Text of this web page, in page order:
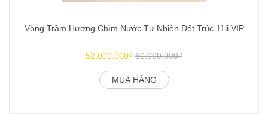
Vòng Trầm Hương Chìm Nước Tự Nhiên Đốt Trúc 11li VIP
52.000.000₫ 60.000.000₫
MUA HÀNG